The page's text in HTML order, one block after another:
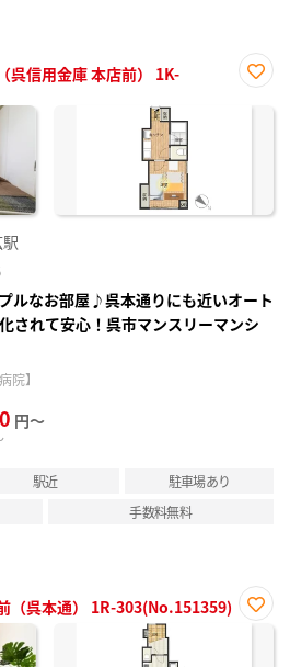
呉信用金庫 本店前） 1K-
に入
ルなお部屋♪呉本通りにも近いオート
されて安心！呉市マンスリーマンシ
院】
円～
駅近
駐車場あり
手数料無料
（呉本通） 1R-303(No.151359)
お気